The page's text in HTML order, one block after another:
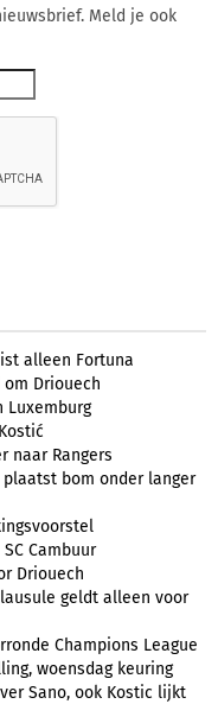
Meld je ook
alleen Fortuna
Driouech
Luxemburg
naar Rangers
bom onder langer
Cambuur
Driouech
geldt alleen voor
Champions League
woensdag keuring
Sano, ook Kostic lijkt